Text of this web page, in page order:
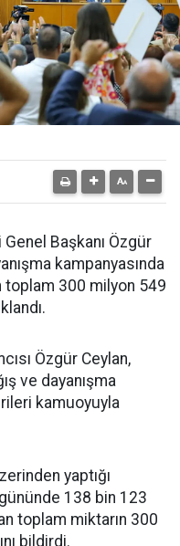
Genel Başkanı Özgür
kampanyasında
300 milyon 549
Özgür Ceylan,
ve dayanışma
kamuoyuyla
yaptığı
138 bin 123
toplam miktarın 300
bildirdi.